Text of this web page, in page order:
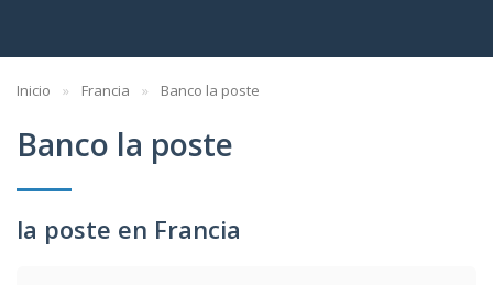
Inicio Francia Banco la poste
Banco la poste
la poste en Francia